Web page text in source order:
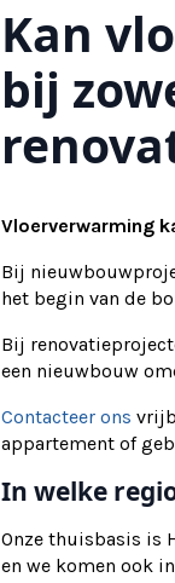
Kan
bij
Vloerverwarming
Bij
het begin van de
Bij
een nieuwbouw
Contacteer ons
appartement of
In welke
Onze thuisbasis is
en we komen ook in